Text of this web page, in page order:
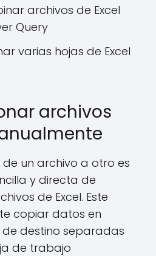
archivos de Excel
Query
varias hojas de Excel
archivos
un archivo a otro es
y directa de
de Excel. Este
copiar datos en
destino separadas
de trabajo